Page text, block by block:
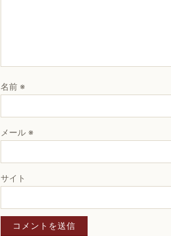
名前 ※
メール ※
サイト